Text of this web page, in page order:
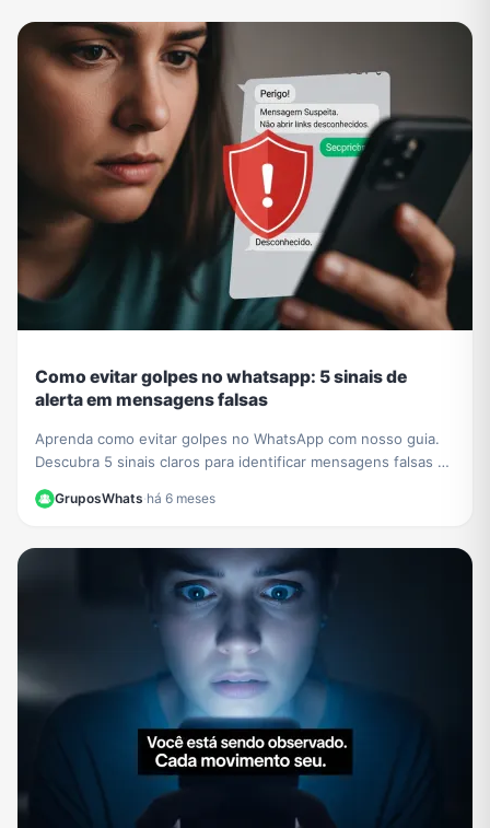
Como evitar golpes no whatsapp: 5 sinais de
alerta em mensagens falsas
Aprenda como evitar golpes no WhatsApp com nosso guia.
Descubra 5 sinais claros para identificar mensagens falsas e
proteger seus dados de criminosos.
GruposWhats·há 6 meses